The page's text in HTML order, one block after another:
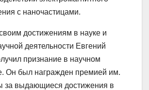
с наночастицами.
достижениям в науке и
деятельности Евгений
признание в научном
Он был награжден премией им.
за выдающиеся достижения в